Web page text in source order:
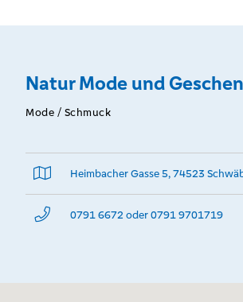
Natur Mode und
Mode / Schmuck
Heimbacher Gasse 5, 74523
0791 6672 oder 0791 9701719